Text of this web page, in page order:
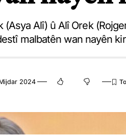
Alî) û Alî Orek
malbatên wan nayên
2024